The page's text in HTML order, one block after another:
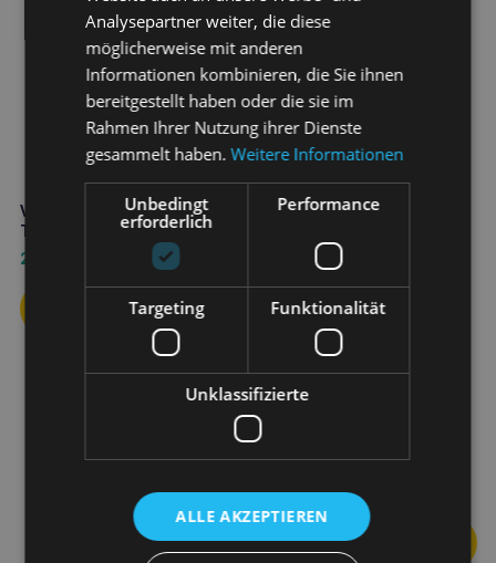
VEBIOT skinoxan Hund 60
Tabletten
20,20
100ml
6,90€
Analysepartner weiter, die diese
möglicherweise mit anderen
Informationen kombinieren, die Sie ihnen
bereitgestellt haben oder die sie im
Rahmen Ihrer Nutzung ihrer Dienste
gesammelt haben.Weitere Informationen
Unbedingt
erforderlich
Performance
Targeting Funktionalität
Unklassifizierte
ALLE AKZEPTIEREN